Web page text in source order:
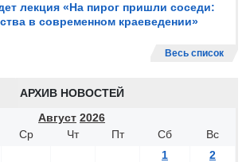
лекция «На пирог пришли соседи:
в современном краеведении»
Весь список
АРХИВ НОВОСТЕЙ
Август 2026
Ср Чт Пт Сб
Вс
1
2